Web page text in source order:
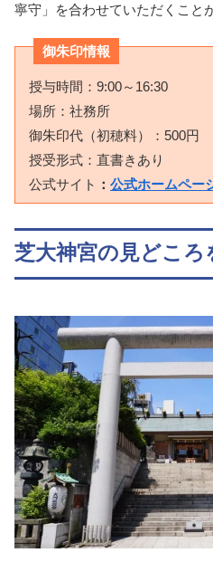
寧守」を合わせていただくこと
御朱印情報
授与時間：9:00～16:30
場所：社務所
御朱印代（初穂料）：500円
授受形式：直書きあり
公式サイト ： 公式ホームペー
芝大神宮の見どころ